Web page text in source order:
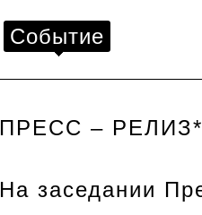
Событие
ПРЕСС – РЕЛИЗ*
На заседании